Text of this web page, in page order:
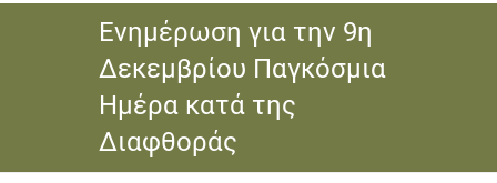
Ενημέρωση για την 9η
Δεκεμβρίου Παγκόσμια
Ημέρα κατά της
Διαφθοράς